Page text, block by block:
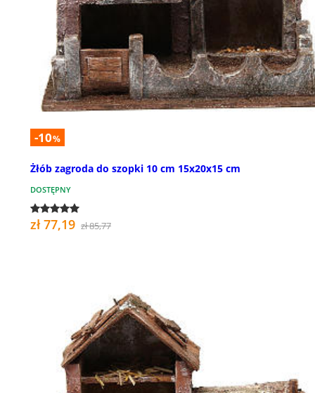
-10%
Żłób zagroda do szopki 10 cm 15x20x15 cm
DOSTĘPNY
zł 77,19 zł 85,77